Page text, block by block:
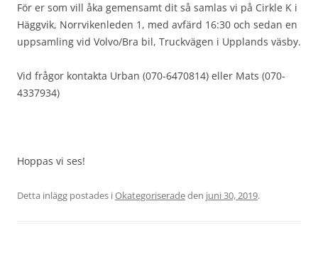
För er som vill åka gemensamt dit så samlas vi på Cirkle K i
Häggvik, Norrvikenleden 1, med avfärd 16:30 och sedan en
uppsamling vid Volvo/Bra bil, Truckvägen i Upplands väsby.
Vid frågor kontakta Urban (070-6470814) eller Mats (070-
4337934)
Hoppas vi ses!
Detta inlägg postades iOkategoriseradeden juni 30, 2019.